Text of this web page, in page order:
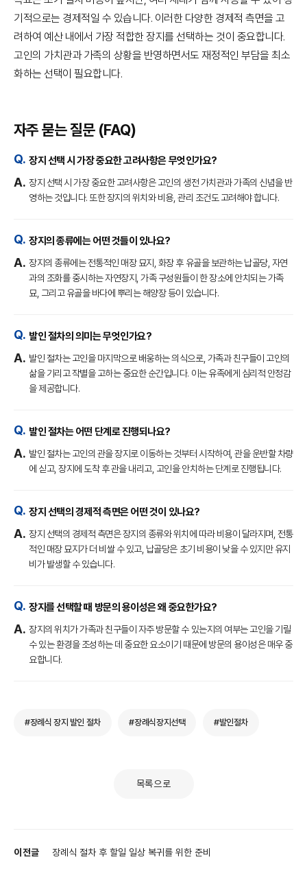
기적으로는 경제적일 수 있습니다. 이러한 다양한 경제적 측면을 고
려하여 예산 내에서 가장 적합한 장지를 선택하는 것이 중요합니다.
고인의 가치관과 가족의 상황을 반영하면서도 재정적인 부담을 최소
화하는 선택이 필요합니다.
자주 묻는 질문 (FAQ)
장지 선택 시 가장 중요한 고려사항은 무엇인가요?
장지 선택 시 가장 중요한 고려사항은 고인의 생전 가치관과 가족의 신념을 반
영하는 것입니다. 또한 장지의 위치와 비용, 관리 조건도 고려해야 합니다.
장지의 종류에는 어떤 것들이 있나요?
장지의 종류에는 전통적인 매장 묘지, 화장 후 유골을 보관하는 납골당, 자연
과의 조화를 중시하는 자연장지, 가족 구성원들이 한 장소에 안치되는 가족
묘, 그리고 유골을 바다에 뿌리는 해양장 등이 있습니다.
발인 절차의 의미는 무엇인가요?
발인 절차는 고인을 마지막으로 배웅하는 의식으로, 가족과 친구들이 고인의
삶을 기리고 작별을 고하는 중요한 순간입니다. 이는 유족에게 심리적 안정감
을 제공합니다.
발인 절차는 어떤 단계로 진행되나요?
발인 절차는 고인의 관을 장지로 이동하는 것부터 시작하여, 관을 운반할 차량
에 싣고, 장지에 도착 후 관을 내리고, 고인을 안치하는 단계로 진행됩니다.
장지 선택의 경제적 측면은 어떤 것이 있나요?
장지 선택의 경제적 측면은 장지의 종류와 위치에 따라 비용이 달라지며, 전통
적인 매장 묘지가 더 비쌀 수 있고, 납골당은 초기 비용이 낮을 수 있지만 유지
비가 발생할 수 있습니다.
장지를 선택할 때 방문의 용이성은 왜 중요한가요?
장지의 위치가 가족과 친구들이 자주 방문할 수 있는지의 여부는 고인을 기릴
수 있는 환경을 조성하는 데 중요한 요소이기 때문에 방문의 용이성은 매우 중
요합니다.
#장례식 장지 발인 절차 #장례식장지선택 #발인절차
목록으로
이전글 장례식 절차 후 할일 일상 복귀를 위한 준비